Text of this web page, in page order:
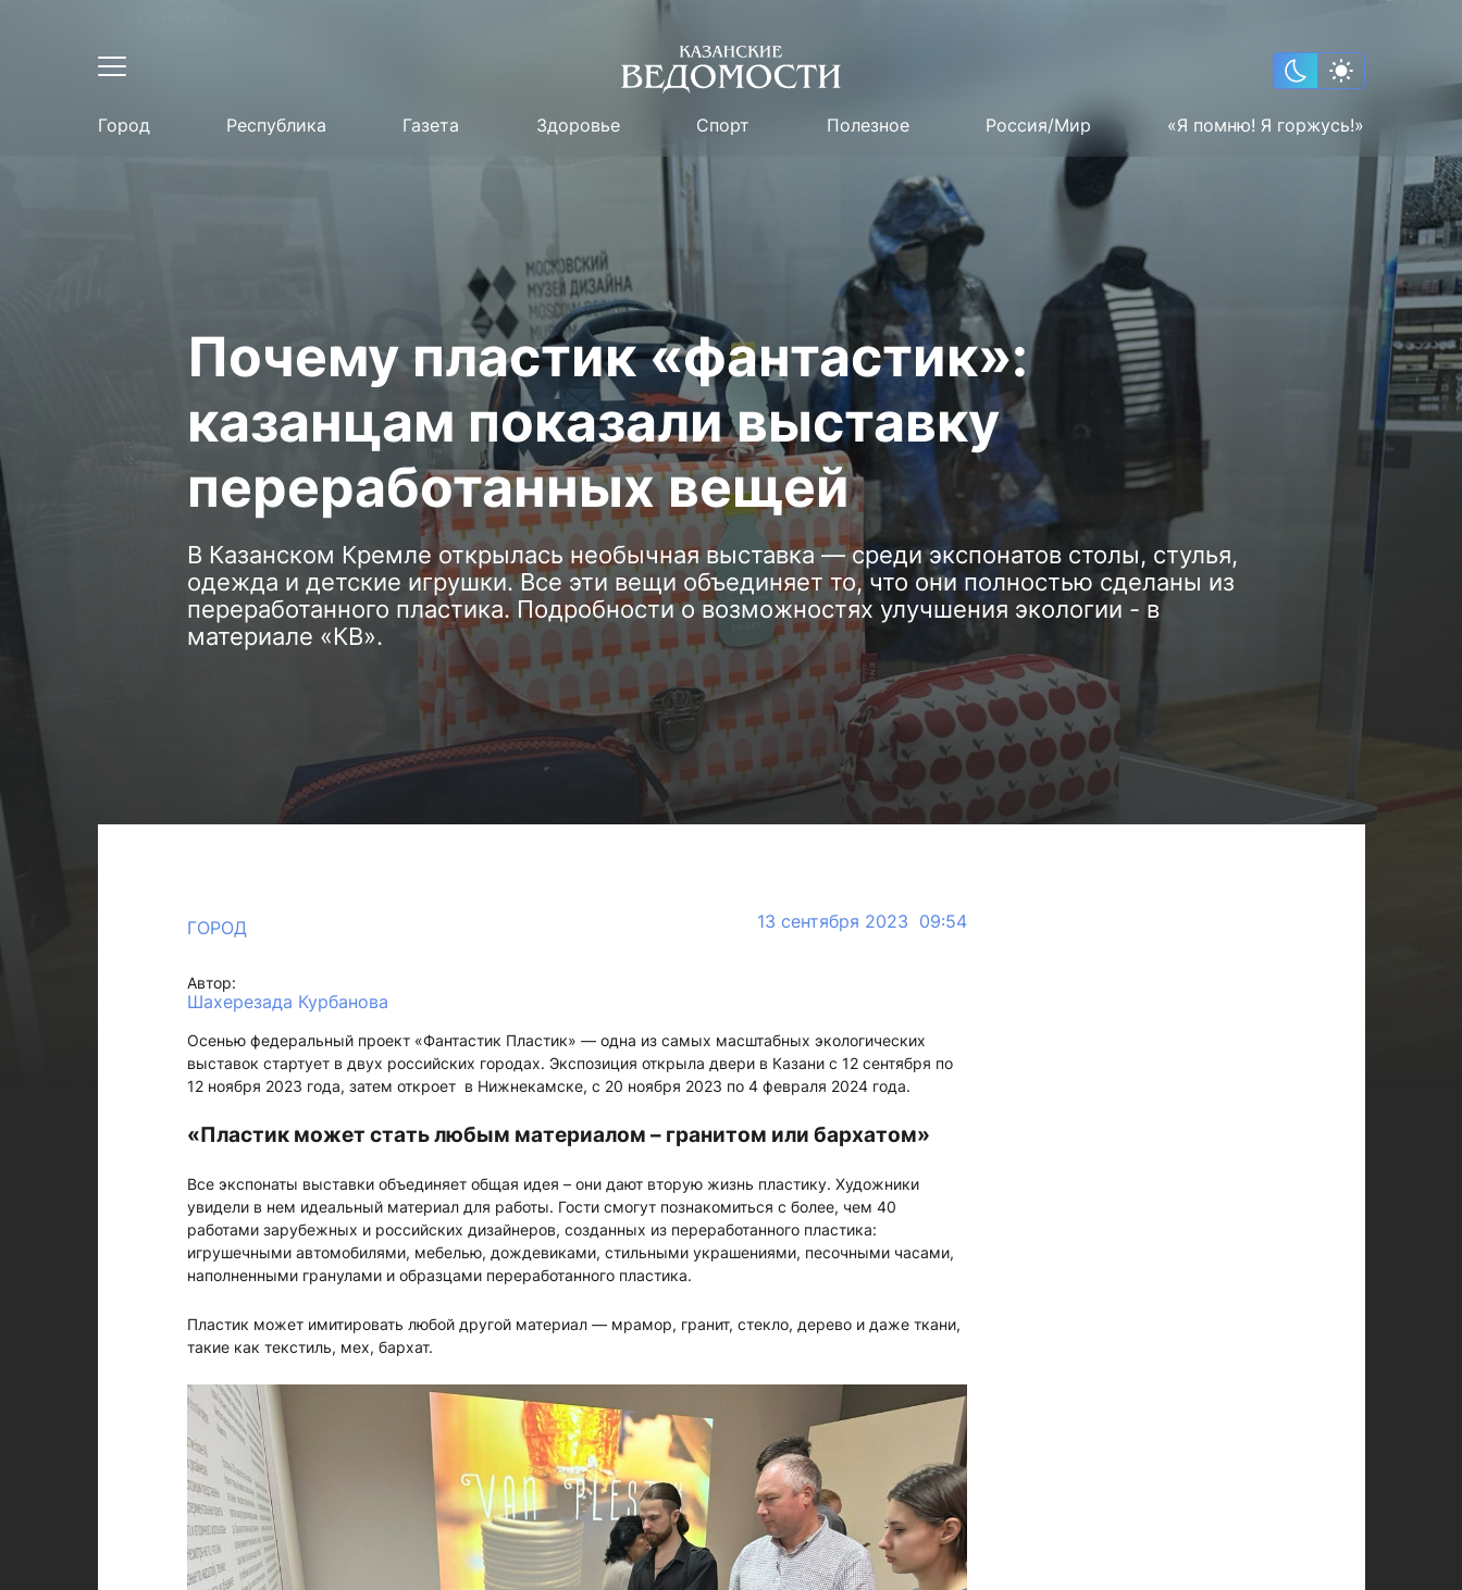
Город Республика Газета Здоровье Спорт Полезное Россия/Мир «Я помню! Я горжусь!»
Почему пластик «фантастик»:
казанцам показали выставку
переработанных вещей
В Казанском Кремле открылась необычная выставка — среди экспонатов столы, стулья,
одежда и детские игрушки. Все эти вещи объединяет то, что они полностью сделаны из
переработанного пластика. Подробности о возможностях улучшения экологии - в
материале «КВ».
ГОРОД 13 сентября 2023 09:54
Автор:
Шахерезада Курбанова
Осенью федеральный проект «Фантастик Пластик» — одна из самых масштабных экологических
выставок стартует в двух российских городах. Экспозиция открыла двери в Казани с 12 сентября по
12 ноября 2023 года, затем откроет в Нижнекамске, с 20 ноября 2023 по 4 февраля 2024 года.
«Пластик может стать любым материалом – гранитом или бархатом»
Все экспонаты выставки объединяет общая идея – они дают вторую жизнь пластику. Художники
увидели в нем идеальный материал для работы. Гости смогут познакомиться с более, чем 40
работами зарубежных и российских дизайнеров, созданных из переработанного пластика:
игрушечными автомобилями, мебелью, дождевиками, стильными украшениями, песочными часами,
наполненными гранулами и образцами переработанного пластика.
Пластик может имитировать любой другой материал — мрамор, гранит, стекло, дерево и даже ткани,
такие как текстиль, мех, бархат.